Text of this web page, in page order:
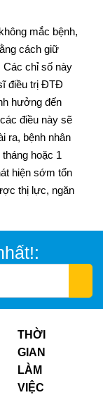
mắc bệnh,
cách giữ
Các chỉ số này
điều trị ĐTĐ
hưởng đến
điều này sẽ
ra, bệnh nhân
hoặc 1
hiện sớm tổn
thị lực, ngăn
THỜI
GIAN
LÀM
VIỆC